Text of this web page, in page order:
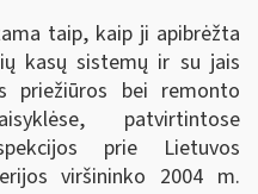
taip, kaip ji apibrėžta
kasų sistemų ir su jais
priežiūros bei remonto
patvirtintose
prie Lietuvos
viršininko 2004 m.